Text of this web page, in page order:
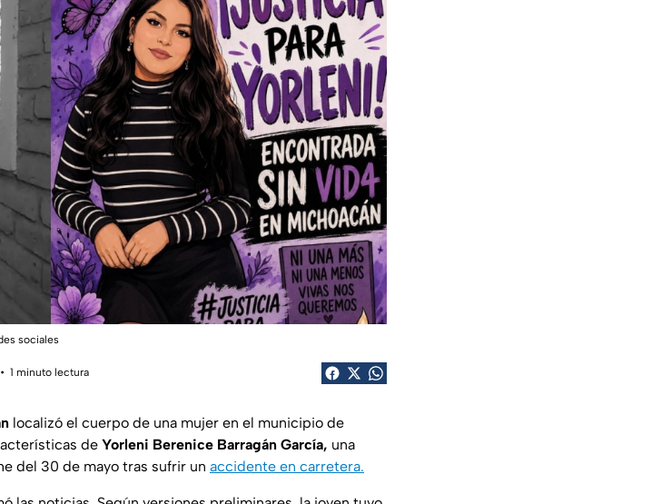
sociales
1 minuto lectura
localizó el cuerpo de una mujer en el municipio de
de Yorleni Berenice Barragán García, una
del 30 de mayo tras sufrir un accidente en carretera.